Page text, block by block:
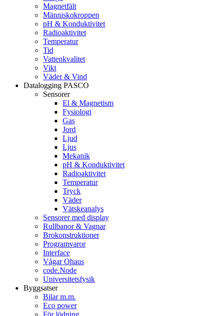
Magnetfält
Människokroppen
pH & Konduktivitet
Radioaktivitet
Temperatur
Tid
Vattenkvalitet
Vikt
Väder & Vind
Datalogging PASCO
Sensorer
El & Magnetism
Fysiologi
Gas
Jord
Ljud
Ljus
Mekanik
pH & Konduktivitet
Radioaktivitet
Temperatur
Tryck
Väder
Vätskeanalys
Sensorer med display
Rullbanor & Vagnar
Brokonstruktioner
Programvaror
Interface
Vågar Ohaus
code.Node
Universitetsfysik
Byggsatser
Bilar m.m.
Eco power
För lödning